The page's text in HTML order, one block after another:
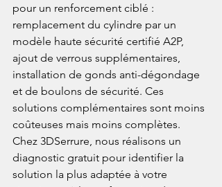
pour un renforcement ciblé :
remplacement du cylindre par un
modèle haute sécurité certifié A2P,
ajout de verrous supplémentaires,
installation de gonds anti-dégondage
et de boulons de sécurité. Ces
solutions complémentaires sont moins
coûteuses mais moins complètes.
Chez 3DSerrure, nous réalisons un
diagnostic gratuit pour identifier la
solution la plus adaptée à votre